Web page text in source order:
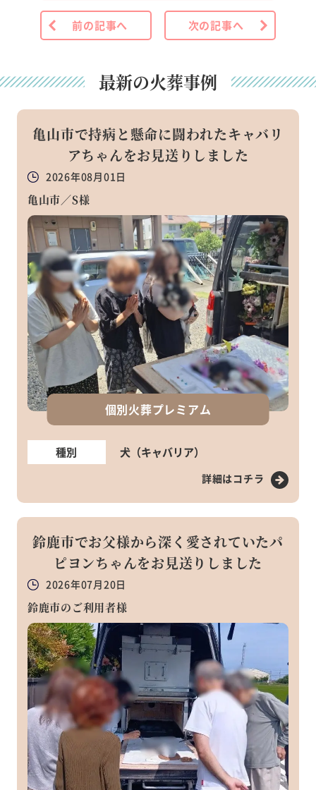
前の記事へ 次の記事へ
最新の火葬事例
亀山市で持病と懸命に闘われたキャバリ
アちゃんをお見送りしました
2026年08月01日
亀山市／S様
個別火葬プレミアム
種別 犬（キャバリア）
詳細はコチラ
鈴鹿市でお父様から深く愛されていたパ
ピヨンちゃんをお見送りしました
2026年07月20日
鈴鹿市のご利用者様